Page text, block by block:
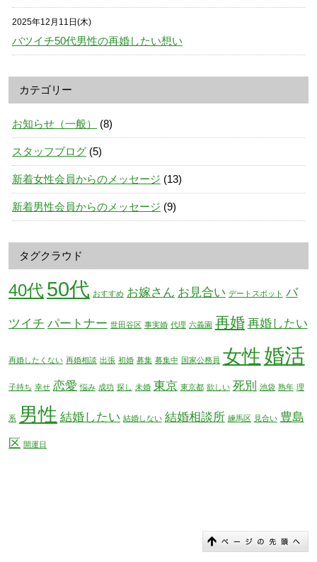
2025年12月11日(木)
バツイチ50代男性の再婚したい想い
カテゴリー
お知らせ（一般） (8)
スタッフブログ(5)
新着女性会員からのメッセージ (13)
新着男性会員からのメッセージ (9)
タグクラウド
40代 50代 おすすめ お嫁さん お見合い デートスポット バ
ツイチ パートナー 世田谷区 事実婚 代理 六義園 再婚 再婚したい
再婚したくない 再婚相談 出張 初婚 募集 募集中 国家公務員 女性 婚活
子持ち 幸せ 恋愛 悩み 成功 探し 未婚 東京 東京都 欲しい 死別 池袋 熟年 理
系 男性 結婚したい 結婚しない 結婚相談所 練馬区 見合い 豊島
区 開運日